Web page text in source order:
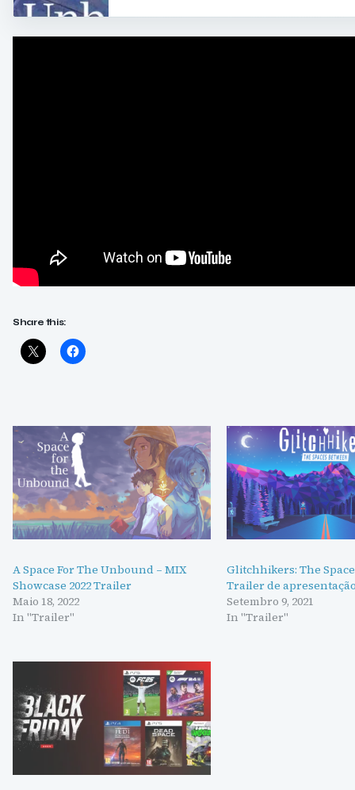
Share this:
A Space For The Unbound – MIX
Showcase 2022 Trailer
Maio 18, 2022
In "Trailer"
Glitchhikers: The
Trailer de
Setembro 9, 2021
In "Trailer"